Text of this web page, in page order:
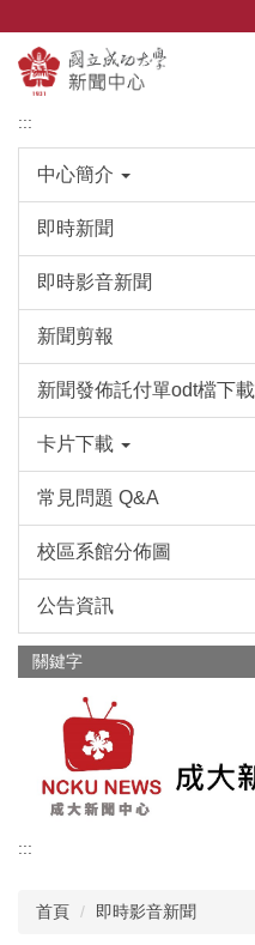
主
要
內
:::
中心簡介
即時新聞
即時影音新聞
新聞剪報
新聞發佈託付單odt檔下載
卡片下載
常見問題 Q&A
校區系館分佈圖
公告資訊
:::
首頁 即時影音新聞